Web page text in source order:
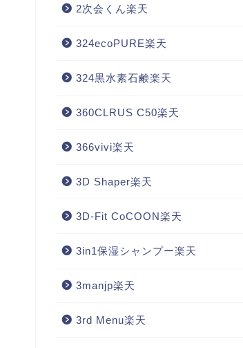
2次会くん楽天
324ecoPURE楽天
324黒水素石鹸楽天
360CLRUS C50楽天
366vivi楽天
3D Shaper楽天
3D-Fit CoCOON楽天
3in1保湿シャンプー楽天
3manjp楽天
3rd Menu楽天